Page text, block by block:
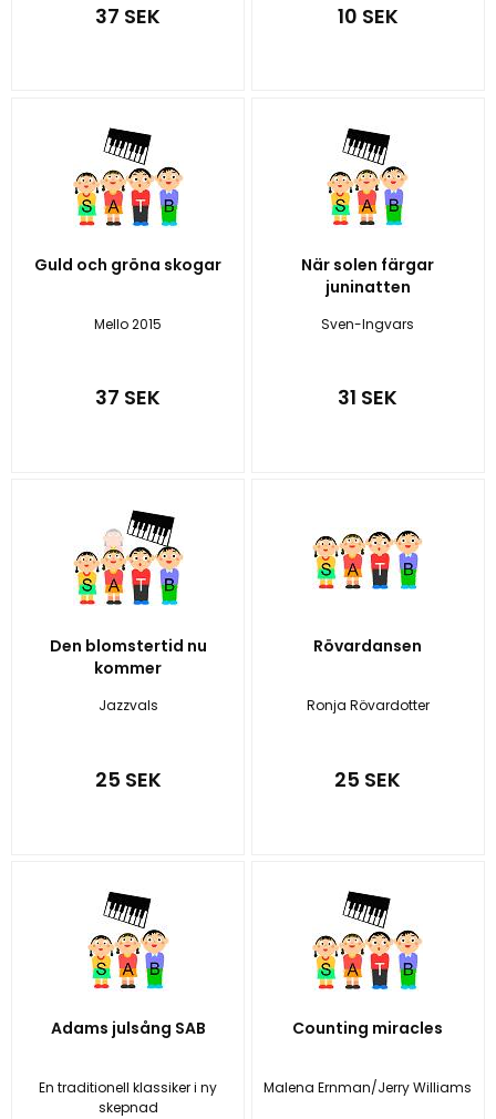
37 SEK 10 SEK
Guld och gröna skogar
Mello 2015
37 SEK
När solen färgar
juninatten
Sven-Ingvars
31 SEK
Den blomstertid nu
kommer
Jazzvals
25 SEK
Rövardansen
Ronja Rövardotter
25 SEK
Adams julsång SAB
En traditionell klassiker i ny
skepnad
Counting miracles
Malena Ernman/Jerry Williams